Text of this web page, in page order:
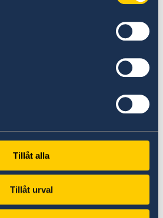
Tillåt alla
Tillåt urval
respektive hösttermin.
praktikplats på Sveriges